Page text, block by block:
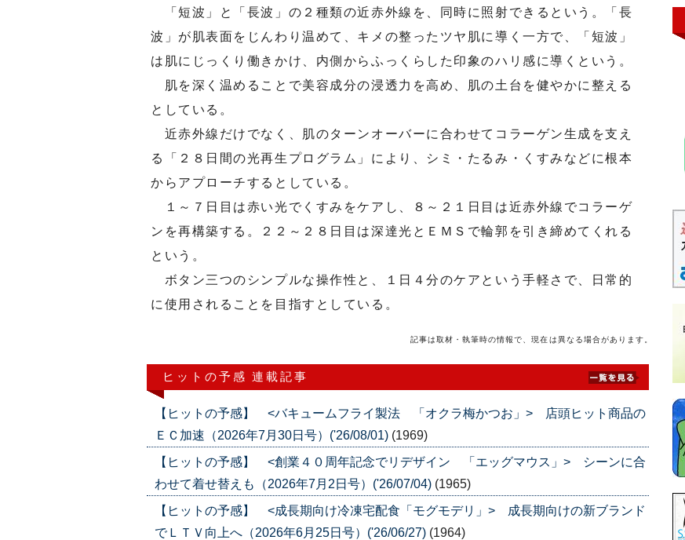
「短波」と「長波」の２種類の近赤外線を、同時に照射できるという。「長
波」が肌表面をじんわり温めて、キメの整ったツヤ肌に導く一方で、「短波」
は肌にじっくり働きかけ、内側からふっくらした印象のハリ感に導くという。
肌を深く温めることで美容成分の浸透力を高め、肌の土台を健やかに整える
としている。
近赤外線だけでなく、肌のターンオーバーに合わせてコラーゲン生成を支え
る「２８日間の光再生プログラム」により、シミ・たるみ・くすみなどに根本
からアプローチするとしている。
１～７日目は赤い光でくすみをケアし、８～２１日目は近赤外線でコラーゲ
ンを再構築する。２２～２８日目は深達光とＥＭＳで輪郭を引き締めてくれる
という。
ボタン三つのシンプルな操作性と、１日４分のケアという手軽さで、日常的
に使用されることを目指すとしている。
記事は取材・執筆時の情報で、現在は異なる場合があります。
ヒットの予感 連載記事
【ヒットの予感】 <バキュームフライ製法 「オクラ梅かつお」> 店頭ヒット商品の
ＥＣ加速（2026年7月30日号）('26/08/01) (1969)
【ヒットの予感】 <創業４０周年記念でリデザイン 「エッグマウス」> シーンに合
わせて着せ替えも（2026年7月2日号）('26/07/04) (1965)
【ヒットの予感】 <成長期向け冷凍宅配食「モグモデリ」> 成長期向けの新ブランド
でＬＴＶ向上へ（2026年6月25日号）('26/06/27) (1964)